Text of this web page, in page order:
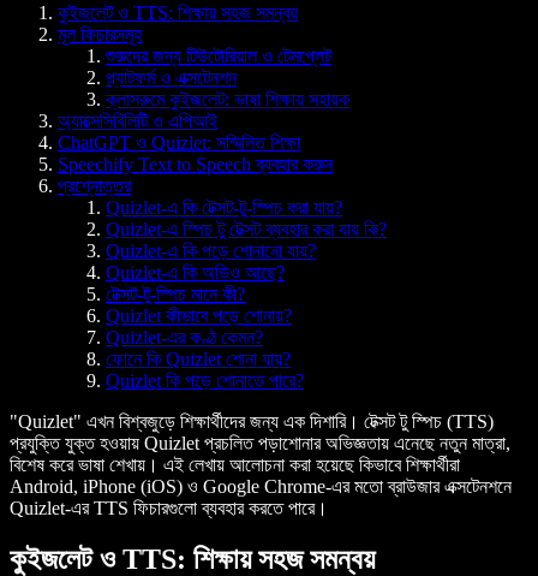
কুইজলেট ও TTS: শিক্ষায় সহজ সমন্বয়
মূল ফিচারসমূহ
শুরুদের জন্য টিউটোরিয়াল ও টেমপ্লেট
প্ল্যাটফর্ম ও এক্সটেনশন
ক্লাসরুমে কুইজলেট: ভাষা শিক্ষায় সহায়ক
অ্যাক্সেসিবিলিটি ও এপিআই
ChatGPT ও Quizlet: সম্মিলিত শিক্ষা
Speechify Text to Speech ব্যবহার করুন
প্রশ্নোত্তর
Quizlet-এ কি টেক্সট-টু-স্পিচ করা যায়?
Quizlet-এ স্পিচ টু টেক্সট ব্যবহার করা যায় কি?
Quizlet-এ কি পড়ে শোনানো যায়?
Quizlet-এ কি অডিও আছে?
টেক্সট-টু-স্পিচ মানে কী?
Quizlet কীভাবে পড়ে শোনায়?
Quizlet-এর কণ্ঠ কেমন?
ফোনে কি Quizlet শোনা যায়?
Quizlet কি পড়ে শোনাতে পারে?
"Quizlet" এখন বিশ্বজুড়ে শিক্ষার্থীদের জন্য এক দিশারি। টেক্সট টু স্পিচ (TTS)
প্রযুক্তি যুক্ত হওয়ায় Quizlet প্রচলিত পড়াশোনার অভিজ্ঞতায় এনেছে নতুন মাত্রা,
বিশেষ করে ভাষা শেখায়। এই লেখায় আলোচনা করা হয়েছে কিভাবে শিক্ষার্থীরা
Android, iPhone (iOS) ও Google Chrome-এর মতো ব্রাউজার এক্সটেনশনে
Quizlet-এর TTS ফিচারগুলো ব্যবহার করতে পারে।
কুইজলেট ও TTS: শিক্ষায় সহজ সমন্বয়